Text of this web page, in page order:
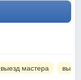
выезд мастера